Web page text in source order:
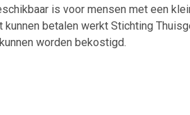
is voor mensen met een
betalen werkt Stichting
worden bekostigd.